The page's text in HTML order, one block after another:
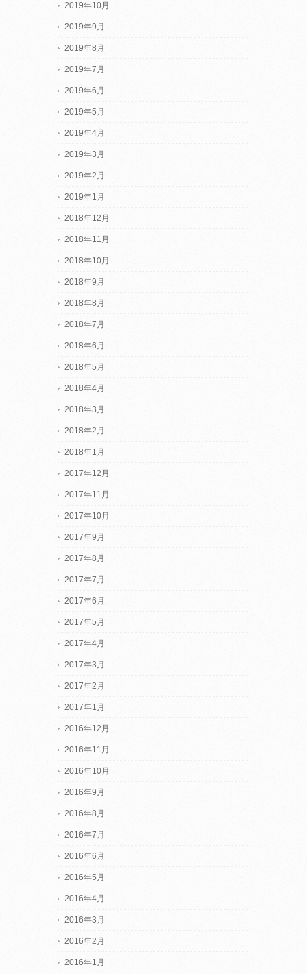
2019年10月
2019年9月
2019年8月
2019年7月
2019年6月
2019年5月
2019年4月
2019年3月
2019年2月
2019年1月
2018年12月
2018年11月
2018年10月
2018年9月
2018年8月
2018年7月
2018年6月
2018年5月
2018年4月
2018年3月
2018年2月
2018年1月
2017年12月
2017年11月
2017年10月
2017年9月
2017年8月
2017年7月
2017年6月
2017年5月
2017年4月
2017年3月
2017年2月
2017年1月
2016年12月
2016年11月
2016年10月
2016年9月
2016年8月
2016年7月
2016年6月
2016年5月
2016年4月
2016年3月
2016年2月
2016年1月